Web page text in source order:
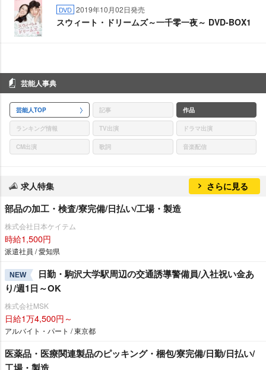
DVD 2019年10月02日発売
スウィート・ドリームズ～一千零一夜～ DVD-BOX1
芸能人事典
芸能人TOP 記事 作品
ランキング情報 TV出演 ドラマ出演
CM出演 歌詞 音楽配信
求人特集 さらに見る
部品の加工・検査/寮完備/日払い/工場・製造
株式会社日本ケイテム
時給1,500円
派遣社員 / 愛知県
NEW
日勤・駒沢大学駅周辺の交通誘導警備員/入社祝い金あ
り/週1日～OK
株式会社MSK
日給1万4,500円～
アルバイト・パート / 東京都
医薬品・医療関連製品のピッキング・梱包/寮完備/日勤/日払い/